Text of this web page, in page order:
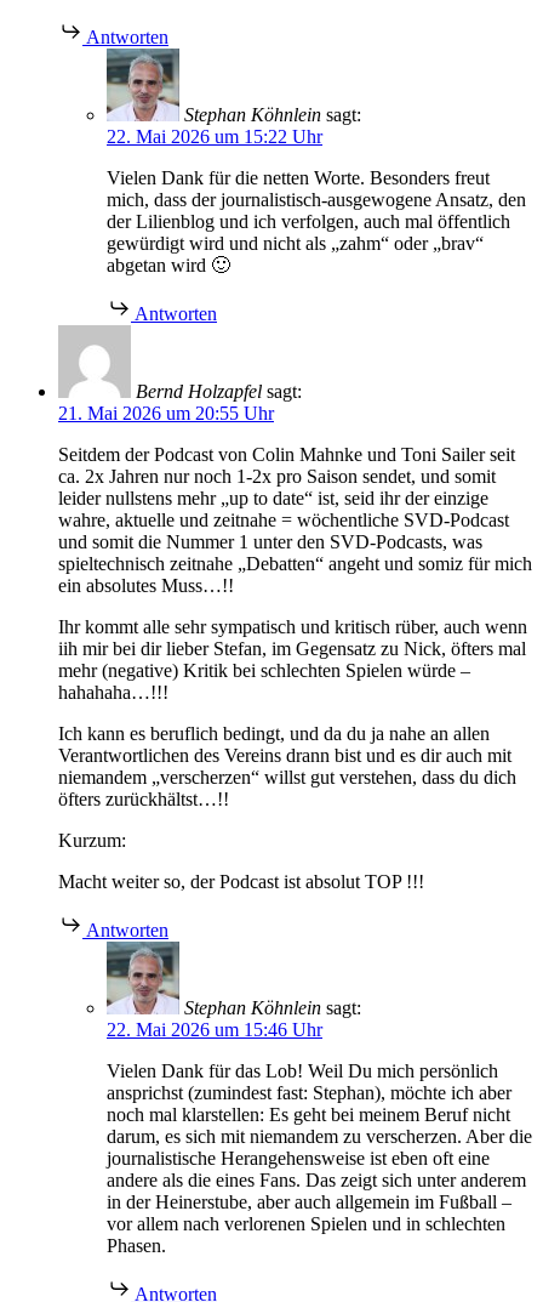
Antworten
Stephan Köhnlein sagt:
22. Mai 2026 um 15:22 Uhr
Vielen Dank für die netten Worte. Besonders freut
mich, dass der journalistisch-ausgewogene Ansatz, den
der Lilienblog und ich verfolgen, auch mal öffentlich
gewürdigt wird und nicht als „zahm“ oder „brav“
abgetan wird 🙂
Antworten
Bernd Holzapfel sagt:
21. Mai 2026 um 20:55 Uhr
Seitdem der Podcast von Colin Mahnke und Toni Sailer seit
ca. 2x Jahren nur noch 1-2x pro Saison sendet, und somit
leider nullstens mehr „up to date“ ist, seid ihr der einzige
wahre, aktuelle und zeitnahe = wöchentliche SVD-Podcast
und somit die Nummer 1 unter den SVD-Podcasts, was
spieltechnisch zeitnahe „Debatten“ angeht und somiz für mich
ein absolutes Muss…!!
Ihr kommt alle sehr sympatisch und kritisch rüber, auch wenn
iih mir bei dir lieber Stefan, im Gegensatz zu Nick, öfters mal
mehr (negative) Kritik bei schlechten Spielen würde –
hahahaha…!!!
Ich kann es beruflich bedingt, und da du ja nahe an allen
Verantwortlichen des Vereins drann bist und es dir auch mit
niemandem „verscherzen“ willst gut verstehen, dass du dich
öfters zurückhältst…!!
Kurzum:
Macht weiter so, der Podcast ist absolut TOP !!!
Antworten
Stephan Köhnlein sagt:
22. Mai 2026 um 15:46 Uhr
Vielen Dank für das Lob! Weil Du mich persönlich
ansprichst (zumindest fast: Stephan), möchte ich aber
noch mal klarstellen: Es geht bei meinem Beruf nicht
darum, es sich mit niemandem zu verscherzen. Aber die
journalistische Herangehensweise ist eben oft eine
andere als die eines Fans. Das zeigt sich unter anderem
in der Heinerstube, aber auch allgemein im Fußball –
vor allem nach verlorenen Spielen und in schlechten
Phasen.
Antworten